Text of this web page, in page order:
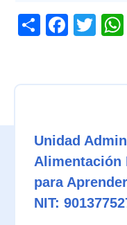
Share
Unidad
Alimentación
para
NIT: